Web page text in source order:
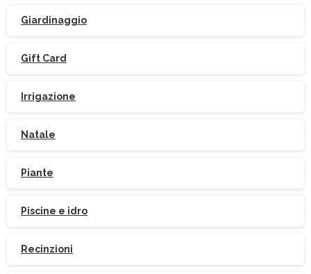
Giardinaggio
Gift Card
Irrigazione
Natale
Piante
Piscine e idro
Recinzioni